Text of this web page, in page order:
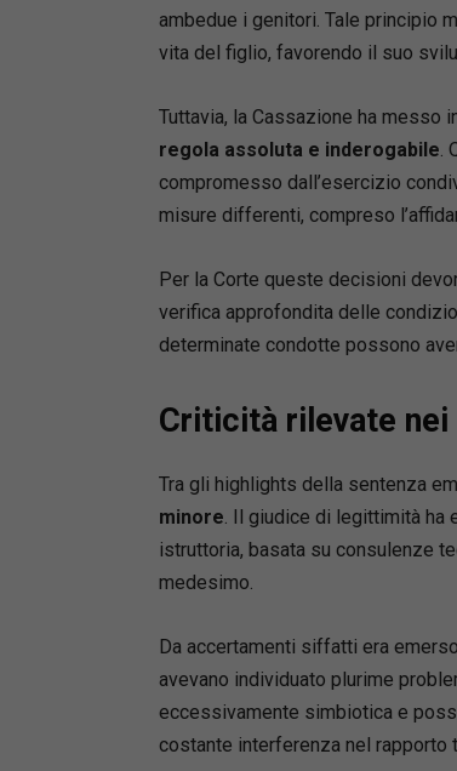
ambedue i genitori. Tale principio
vita del figlio, favorendo il suo
Tuttavia, la Cassazione ha messo
regola assoluta e inderogabile.
compromesso dall’esercizio
misure differenti, compreso
Per la Corte queste decisioni
verifica approfondita delle
determinate condotte possono
Criticità rilevate
Tra gli highlights della sentenza
minore. Il giudice di legittimità ha
istruttoria, basata su consulenze
medesimo.
Da accertamenti siffatti era
avevano individuato plurime
eccessivamente simbiotica e
costante interferenza nel rapporto